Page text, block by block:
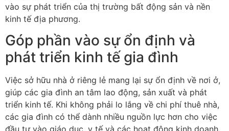
vào sự phát triển của thị trường bất động sản và nền
kinh tế địa phương.
Góp phần vào sự ổn định và
phát triển kinh tế gia đình
Việc sở hữu nhà ở riêng lẻ mang lại sự ổn định về nơi ở,
giúp các gia đình an tâm lao động, sản xuất và phát
triển kinh tế. Khi không phải lo lắng về chi phí thuê nhà,
các gia đình có thể dành nhiều nguồn lực hơn cho việc
đầu tư vào giáo dục, y tế và các hoạt động kinh doanh.